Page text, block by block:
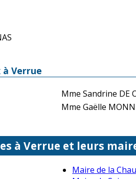
à Verrue
Mme Sandrine DE
Mme Gaëlle
à Verrue et leurs
Maire de la